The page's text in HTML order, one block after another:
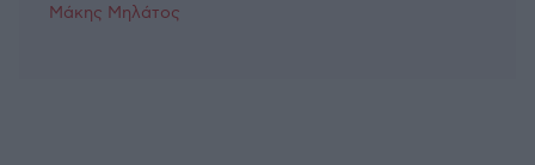
Μάκης Μηλάτος